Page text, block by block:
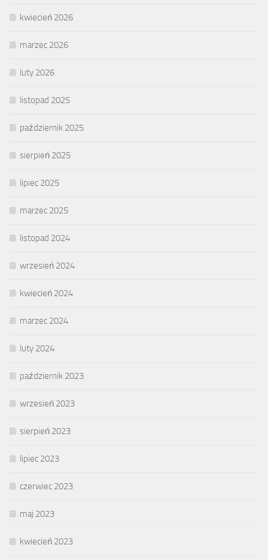
kwiecień 2026
marzec 2026
luty 2026
listopad 2025
październik 2025
sierpień 2025
lipiec 2025
marzec 2025
listopad 2024
wrzesień 2024
kwiecień 2024
marzec 2024
luty 2024
październik 2023
wrzesień 2023
sierpień 2023
lipiec 2023
czerwiec 2023
maj 2023
kwiecień 2023